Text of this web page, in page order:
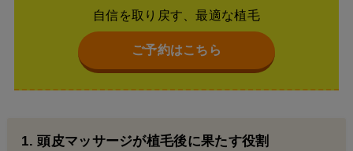
自信を取り戻す、最適な植毛
ご予約はこちら
1. 頭皮マッサージが植毛後に果たす役割